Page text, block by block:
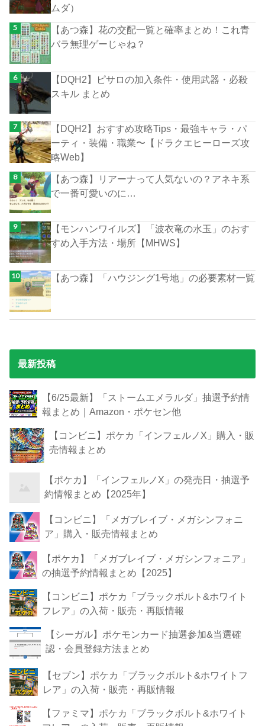
ムダ）
【あつ森】花の交配一覧と確率まとめ！これ青
バラ無理ゲーじゃね？
【DQH2】ピサロの加入条件・使用武器・必殺
スキル まとめ
【DQH2】おすすめ攻略Tips・最強キャラ・パ
ーティ・装備・職業〜【ドラクエヒーローズ攻
略Web】
【あつ森】リアーナって人気ないの？アネキ系
で一番可愛いのに…
【モンハンワイルズ】「波衣竜の水玉」のおす
すめ入手方法・場所【MHWS】
【あつ森】「ハウジング1号地」の必要素材一覧
最新投稿
【6/25最新】「ストームエメラルダ」抽選予約情
報まとめ｜Amazon・ポケセン他
【コンビニ】ポケカ「インフェルノX」購入・販
売情報まとめ
【ポケカ】「インフェルノX」の発売日・抽選予
約情報まとめ【2025年】
【コンビニ】「メガブレイブ・メガシンフォニ
ア」購入・販売情報まとめ
【ポケカ】「メガブレイブ・メガシンフォニア」
の抽選予約情報まとめ【2025】
【コンビニ】ポケカ「ブラックボルト&ホワイト
フレア」の入荷・販売・再販情報
【シーガル】ポケモンカード抽選参加&当選確
認・会員登録方法まとめ
【セブン】ポケカ「ブラックボルト&ホワイトフ
レア」の入荷・販売・再販情報
【ファミマ】ポケカ「ブラックボルト&ホワイト